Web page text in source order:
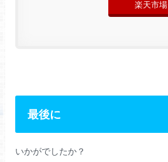
楽天市場
最後に
いかがでしたか？